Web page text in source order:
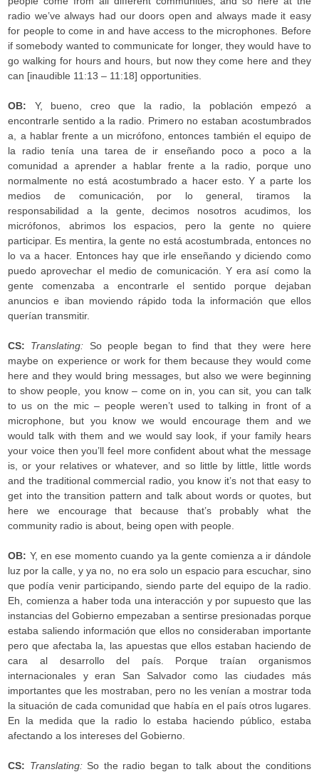
radio we’ve always had our doors open and always made it easy
for people to come in and have access to the microphones. Before
if somebody wanted to communicate for longer, they would have to
go walking for hours and hours, but now they come here and they
can [inaudible 11:13 – 11:18] opportunities.
OB: Y, bueno, creo que la radio, la población empezó a
encontrarle sentido a la radio. Primero no estaban acostumbrados
a, a hablar frente a un micrófono, entonces también el equipo de
la radio tenía una tarea de ir enseñando poco a poco a la
comunidad a aprender a hablar frente a la radio, porque uno
normalmente no está acostumbrado a hacer esto. Y a parte los
medios de comunicación, por lo general, tiramos la
responsabilidad a la gente, decimos nosotros acudimos, los
micrófonos, abrimos los espacios, pero la gente no quiere
participar. Es mentira, la gente no está acostumbrada, entonces no
lo va a hacer. Entonces hay que irle enseñando y diciendo como
puedo aprovechar el medio de comunicación. Y era así como la
gente comenzaba a encontrarle el sentido porque dejaban
anuncios e iban moviendo rápido toda la información que ellos
querían transmitir.
CS: Translating: So people began to find that they were here
maybe on experience or work for them because they would come
here and they would bring messages, but also we were beginning
to show people, you know – come on in, you can sit, you can talk
to us on the mic – people weren’t used to talking in front of a
microphone, but you know we would encourage them and we
would talk with them and we would say look, if your family hears
your voice then you’ll feel more confident about what the message
is, or your relatives or whatever, and so little by little, little words
and the traditional commercial radio, you know it’s not that easy to
get into the transition pattern and talk about words or quotes, but
here we encourage that because that’s probably what the
community radio is about, being open with people.
OB: Y, en ese momento cuando ya la gente comienza a ir dándole
luz por la calle, y ya no, no era solo un espacio para escuchar, sino
que podía venir participando, siendo parte del equipo de la radio.
Eh, comienza a haber toda una interacción y por supuesto que las
instancias del Gobierno empezaban a sentirse presionadas porque
estaba saliendo información que ellos no consideraban importante
pero que afectaba la, las apuestas que ellos estaban haciendo de
cara al desarrollo del país. Porque traían organismos
internacionales y eran San Salvador como las ciudades más
importantes que les mostraban, pero no les venían a mostrar toda
la situación de cada comunidad que había en el país otros lugares.
En la medida que la radio lo estaba haciendo público, estaba
afectando a los intereses del Gobierno.
CS: Translating:So the radio began to talk about the conditions